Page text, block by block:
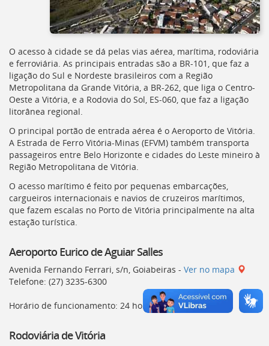
listagem
de
notícias
[]
Ir
para
o
desta
página
[]
Ir
para
a
busca
[]
Voltar
o
início
deste
[]
O acesso à cidade se dá pelas vias aérea, marítima, rodoviária
e ferroviária. As principais entradas são a BR-101, que faz a
ligação do Sul e Nordeste brasileiros com a Região
Metropolitana da Grande Vitória, a BR-262, que liga o Centro-
Oeste a Vitória, e a Rodovia do Sol, ES-060, que faz a ligação
litorânea regional.
O principal portão de entrada aérea é o Aeroporto de Vitória.
A Estrada de Ferro Vitória-Minas (EFVM) também transporta
passageiros entre Belo Horizonte e cidades do Leste mineiro à
Região Metropolitana de Vitória.
O acesso marítimo é feito por pequenas embarcações,
cargueiros internacionais e navios de cruzeiros marítimos,
que fazem escalas no Porto de Vitória principalmente na alta
estação turística.
Aeroporto Eurico de Aguiar Salles
Avenida Fernando Ferrari, s/n, Goiabeiras - Ver no mapa
Telefone: (27) 3235-6300
Horário de funcionamento: 24 horas
Rodoviária de Vitória